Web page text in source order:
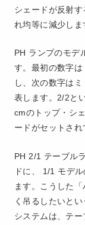
シェードが反射
れ均等に減少しま
PH ランプのモデ
す。最初の数字
し、次の数字は
表します。2/2と
cmのトップ・シ
ードがセットされ
PH 2/1 テーブル
ドに、 1/1 モデ
ます。こうした
く吊るしたいと
システムは、テ